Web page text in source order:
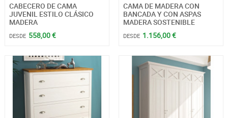
CABECERO DE CAMA
JUVENIL ESTILO CLÁSICO
MADERA
DESDE 558,00 €
CAMA DE MADERA CON
BANCADA Y CON ASPAS
MADERA SOSTENIBLE
DESDE 1.156,00 €